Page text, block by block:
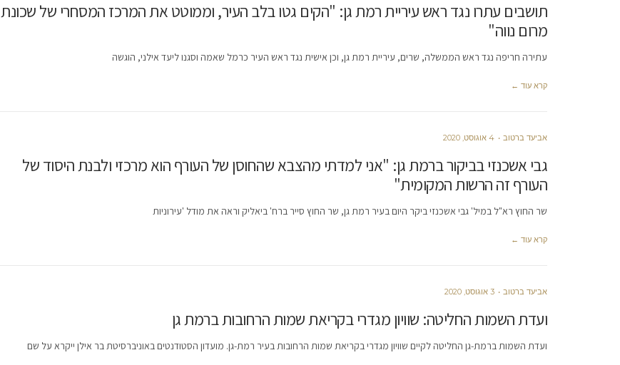
תושבים עתרו נגד ראש עיריית רמת גן: "הקים גטו בלב העיר, וממוטט את המרכז המסחרי של שכונת
מרום נווה"
עתירה חריפה נגד ראש הממשלה, שרים, עיריית רמת גן, וכן אישית נגד ראש העיר כרמל שאמה וסגנו ליעד אילני, הוגשה
קרא עוד ←
אביעד ברטוב 4 אוגוסט, 2020
גבי אשכנזי בביקור ברמת גן: "אני למדתי מהצבא שהחוסן של העורף הוא מרכזי ולבנת היסוד של
העורף זה הרשות המקומית"
שר החוץ רא"ל במיל' גבי אשכנזי ביקר היום בעיר רמת גן, שר החוץ סייר ברח' ביאליק וראה את מודל 'עירוניות
קרא עוד ←
אביעד ברטוב 3 אוגוסט, 2020
ועדת השמות החליטה: שוויון מגדרי בקריאת שמות הרחובות ברמת גן
ועדת השמות ברמת-גן החליטה לקיים שוויון מגדרי בקריאת שמות הרחובות בעיר רמת-גן. מועדון הסטודנטים באוניברסיטת בר אילן ייקרא על שם